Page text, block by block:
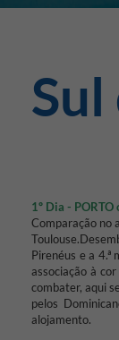
Sul
1º Dia - PORTO
Comparação no
Toulouse.
Pirenéus e a 4.ª
associação à
combater, aqui
pelos
alojamento.